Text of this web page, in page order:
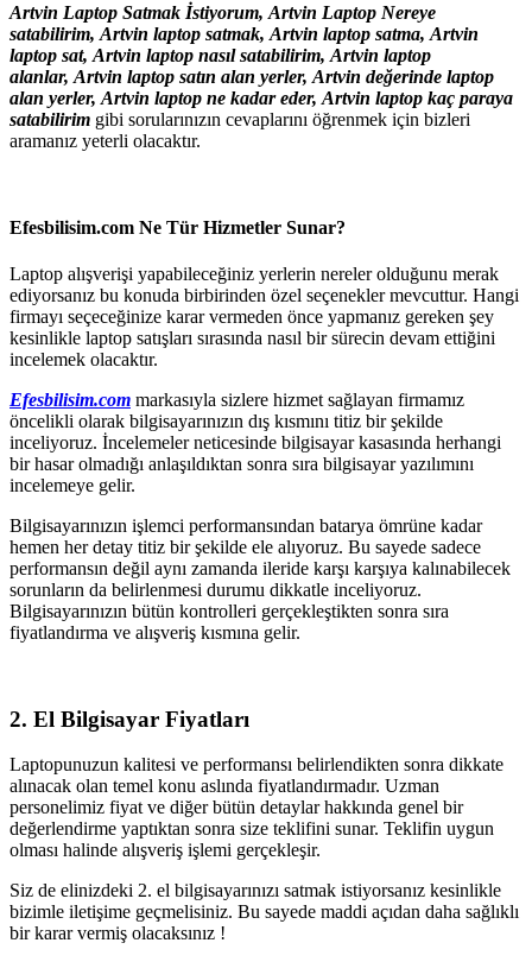
Artvin Laptop Satmak İstiyorum, Artvin Laptop Nereye
satabilirim, Artvin laptop satmak, Artvin laptop satma, Artvin
laptop sat, Artvin laptop nasıl satabilirim, Artvin laptop
alanlar, Artvin laptop satın alan yerler, Artvin değerinde laptop
alan yerler, Artvin laptop ne kadar eder, Artvin laptop kaç paraya
satabilirim gibi sorularınızın cevaplarını öğrenmek için bizleri
aramanız yeterli olacaktır.
Efesbilisim.com Ne Tür Hizmetler Sunar?
Laptop alışverişi yapabileceğiniz yerlerin nereler olduğunu merak
ediyorsanız bu konuda birbirinden özel seçenekler mevcuttur. Hangi
firmayı seçeceğinize karar vermeden önce yapmanız gereken şey
kesinlikle laptop satışları sırasında nasıl bir sürecin devam ettiğini
incelemek olacaktır.
Efesbilisim.com markasıyla sizlere hizmet sağlayan firmamız
öncelikli olarak bilgisayarınızın dış kısmını titiz bir şekilde
inceliyoruz. İncelemeler neticesinde bilgisayar kasasında herhangi
bir hasar olmadığı anlaşıldıktan sonra sıra bilgisayar yazılımını
incelemeye gelir.
Bilgisayarınızın işlemci performansından batarya ömrüne kadar
hemen her detay titiz bir şekilde ele alıyoruz. Bu sayede sadece
performansın değil aynı zamanda ileride karşı karşıya kalınabilecek
sorunların da belirlenmesi durumu dikkatle inceliyoruz.
Bilgisayarınızın bütün kontrolleri gerçekleştikten sonra sıra
fiyatlandırma ve alışveriş kısmına gelir.
2. El Bilgisayar Fiyatları
Laptopunuzun kalitesi ve performansı belirlendikten sonra dikkate
alınacak olan temel konu aslında fiyatlandırmadır. Uzman
personelimiz fiyat ve diğer bütün detaylar hakkında genel bir
değerlendirme yaptıktan sonra size teklifini sunar. Teklifin uygun
olması halinde alışveriş işlemi gerçekleşir.
Siz de elinizdeki 2. el bilgisayarınızı satmak istiyorsanız kesinlikle
bizimle iletişime geçmelisiniz. Bu sayede maddi açıdan daha sağlıklı
bir karar vermiş olacaksınız !